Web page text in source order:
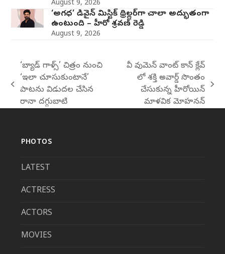
August 9, 2026
‘అగధ’ డివైన్ మిస్టిక్ థ్రిల్లర్‌గా చాలా అద్భుతంగా
ఉంటుంది – హీరో శ్రవణ్ రెడ్డి
August 9, 2026
previous
post:
‘బ్యాడ్ గాళ్స్’ చిత్రం నుంచి
‘ఇలా చూసుకుంటానే’
పాటను విడుదల చేసిన
రానా దగ్గుబాటి
వీ వుమెన్ వాంట్ కాన్ క్లేవ్
లో శక్తి అవార్డ్ సొంతం
చేసుకున్న హీరోయిన్
మాళవిక మోహనన్
PHOTOS
LATEST
ACTRESS
ACTORS
MOVIES